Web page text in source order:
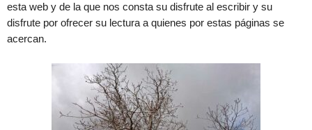
esta web y de la que nos consta su disfrute al escribir y su
disfrute por ofrecer su lectura a quienes por estas páginas se
acercan.